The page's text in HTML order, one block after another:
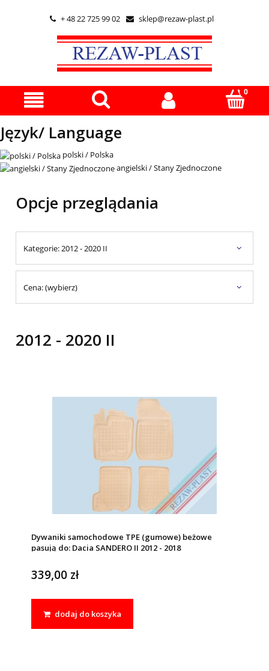
 + 48 22 725 99 02  sklep@rezaw-plast.pl
Język/ Language
polski / Polska
angielski / Stany Zjednoczone
Opcje przeglądania
Kategorie: 2012 - 2020 II
Cena: (wybierz)
2012 - 2020 II
Dywaniki samochodowe TPE (gumowe) beżowe
pasują do: Dacia SANDERO II 2012 - 2018
339,00 zł
dodaj do koszyka